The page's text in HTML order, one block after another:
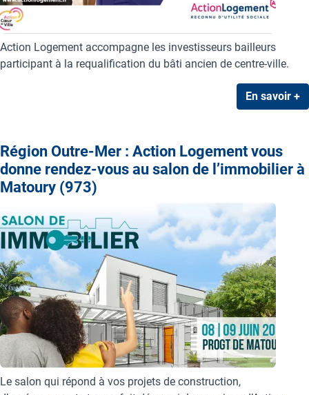
Action Logement accompagne les investisseurs bailleurs
participant à la requalification du bâti ancien de centre-ville.
En savoir +
Région Outre-Mer : Action Logement vous
donne rendez-vous au salon de l’immobilier à
Matoury (973)
Le salon qui répond à vos projets de construction,